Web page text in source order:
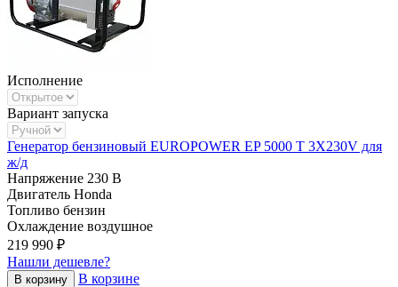
Исполнение
Вариант запуска
Генератор бензиновый EUROPOWER EP 5000 T 3X230V для
ж/д
Напряжение 230 В
Двигатель Honda
Топливо бензин
Охлаждение воздушное
219 990 ₽
Нашли дешевле?
В корзину В корзине